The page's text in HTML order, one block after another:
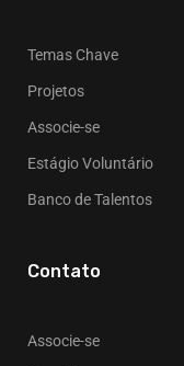
Temas Chave
Projetos
Associe-se
Estágio Voluntário
Banco de Talentos
Contato
Associe-se